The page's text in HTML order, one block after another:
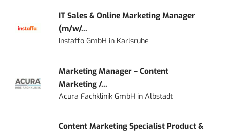
IT Sales & Online Marketing Manager
(m/w/...
Instaffo GmbH in Karlsruhe
Marketing Manager – Content
Marketing /...
Acura Fachklinik GmbH inAlbstadt
Content Marketing Specialist Product &